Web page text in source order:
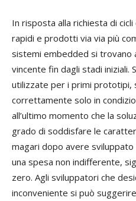
In risposta alla richiesta di
rapidi e prodotti via via più
sistemi embedded si trovano
vincente fin dagli stadi iniziali.
utilizzate per i primi prototipi,
correttamente solo in
all’ultimo momento che la
grado di soddisfare le
magari dopo avere
una spesa non indifferente,
zero. Agli sviluppatori che
inconveniente si può